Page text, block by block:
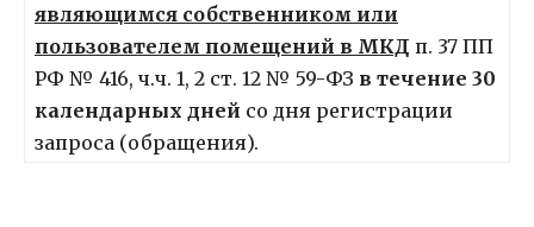
являющимся собственником или
пользователем помещений в МКД п. 37 ПП
РФ № 416, ч.ч. 1, 2 ст. 12 № 59-ФЗ в течение 30
календарных дней со дня регистрации
запроса (обращения).